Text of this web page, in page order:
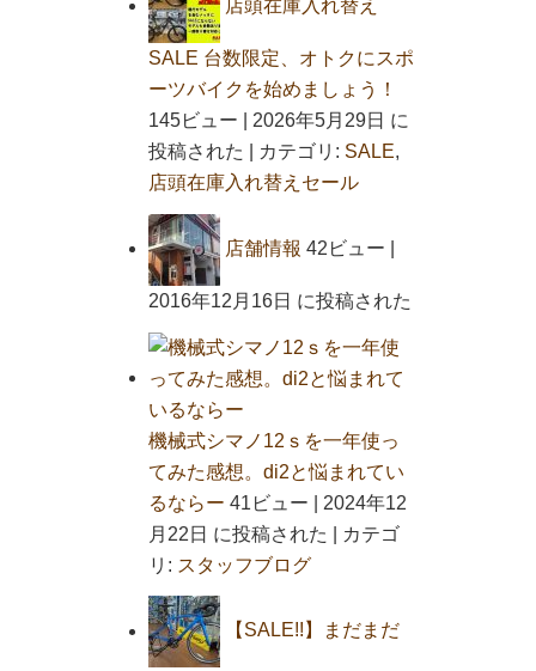
店頭在庫入れ替え
SALE 台数限定、オトクにスポ
ーツバイクを始めましょう！
145ビュー
2026年5月29日 に
投稿された
カテゴリ: SALE,
店頭在庫入れ替えセール
店舗情報 42ビュー
2016年12月16日 に投稿された
機械式シマノ12ｓを一年使っ
てみた感想。di2と悩まれてい
るならー 41ビュー
2024年12
月22日 に投稿された
カテゴ
リ: スタッフブログ
【SALE!!】まだまだ